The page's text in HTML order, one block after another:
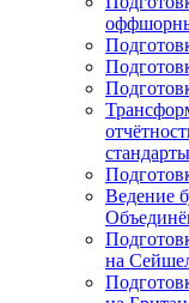
Ведение
на